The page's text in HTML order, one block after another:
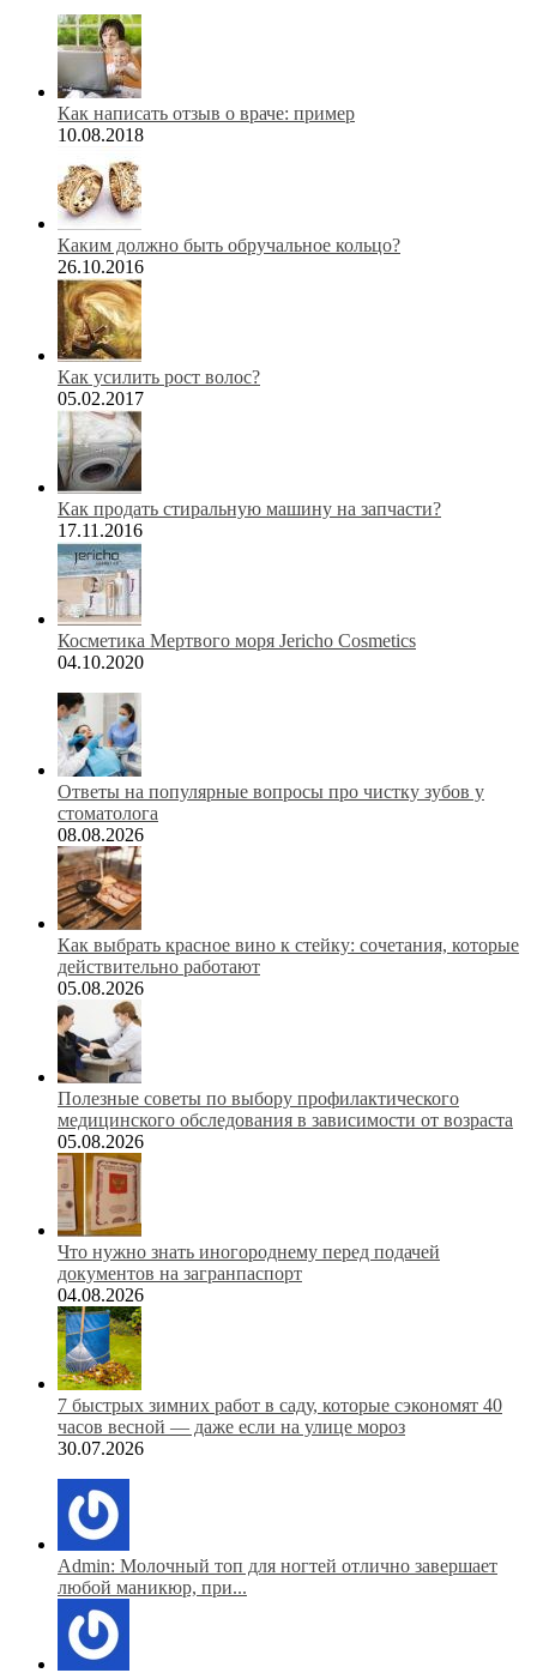
Как написать отзыв о враче: пример
10.08.2018
Каким должно быть обручальное кольцо?
26.10.2016
Как усилить рост волос?
05.02.2017
Как продать стиральную машину на запчасти?
17.11.2016
Косметика Мертвого моря Jericho Cosmetics
04.10.2020
Ответы на популярные вопросы про чистку зубов у
стоматолога
08.08.2026
Как выбрать красное вино к стейку: сочетания, которые
действительно работают
05.08.2026
Полезные советы по выбору профилактического
медицинского обследования в зависимости от возраста
05.08.2026
Что нужно знать иногороднему перед подачей
документов на загранпаспорт
04.08.2026
7 быстрых зимних работ в саду, которые сэкономят 40
часов весной — даже если на улице мороз
30.07.2026
Admin: Молочный топ для ногтей отлично завершает
любой маникюр, при...